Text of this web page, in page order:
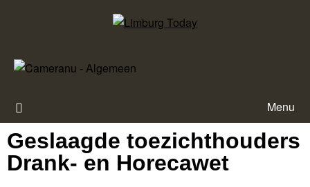
Menu
Geslaagde toezichthouders
Drank- en Horecawet